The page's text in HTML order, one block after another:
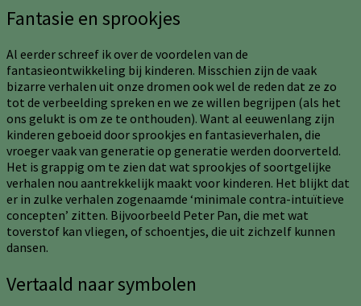
Fantasie en sprookjes
Al eerder schreef ik over de voordelen van de
fantasieontwikkeling bij kinderen. Misschien zijn de vaak
bizarre verhalen uit onze dromen ook wel de reden dat ze zo
tot de verbeelding spreken en we ze willen begrijpen (als het
ons gelukt is om ze te onthouden). Want al eeuwenlang zijn
kinderen geboeid door sprookjes en fantasieverhalen, die
vroeger vaak van generatie op generatie werden doorverteld.
Het is grappig om te zien dat wat sprookjes of soortgelijke
verhalen nou aantrekkelijk maakt voor kinderen. Het blijkt dat
er in zulke verhalen zogenaamde ‘minimale contra-intuïtieve
concepten’ zitten. Bijvoorbeeld Peter Pan, die met wat
toverstof kan vliegen, of schoentjes, die uit zichzelf kunnen
dansen.
Vertaald naar symbolen